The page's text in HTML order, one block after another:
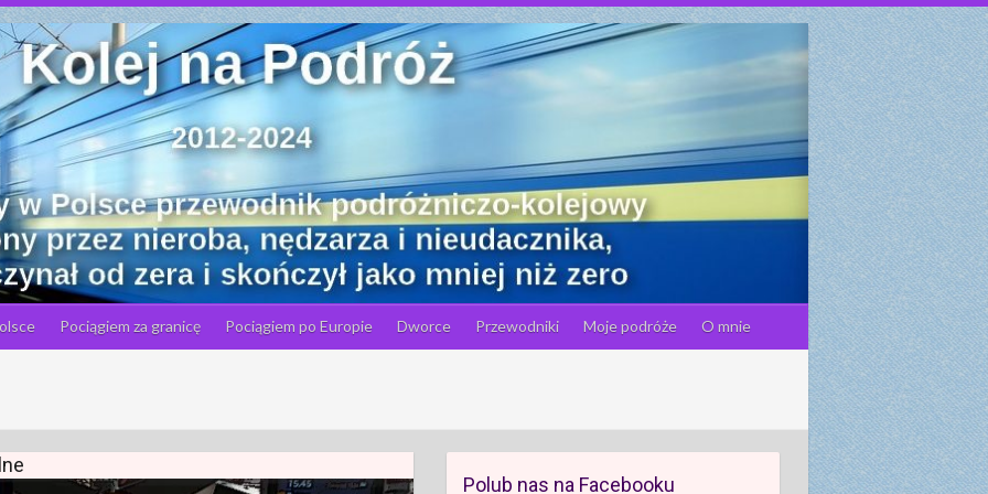
Pociągiem za granicę Pociągiem po Europie Dworce Przewodniki Moje podróże O mnie
Polub nas na Facebooku